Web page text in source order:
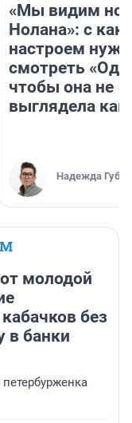
«Мы видим
Нолана»: с
настроем
смотреть
чтобы она не
выглядела как
Надежда
молодой
без
в банки